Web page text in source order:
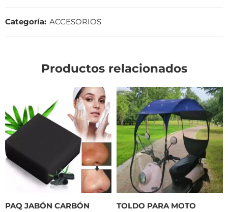
Categoría: ACCESORIOS
Productos relacionados
PAQ JABÓN CARBÓN TOLDO PARA MOTO